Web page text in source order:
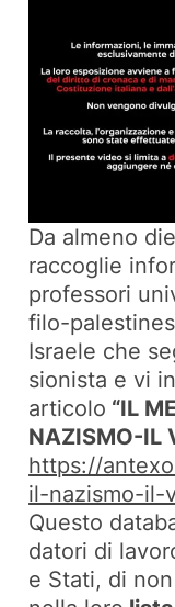
Da almeno
raccoglie
professori
filo-
Israele che
sionista e vi
articolo “IL
NAZISMO-IL
https://
il-nazismo-il-
Questo
datori di
e Stati, di